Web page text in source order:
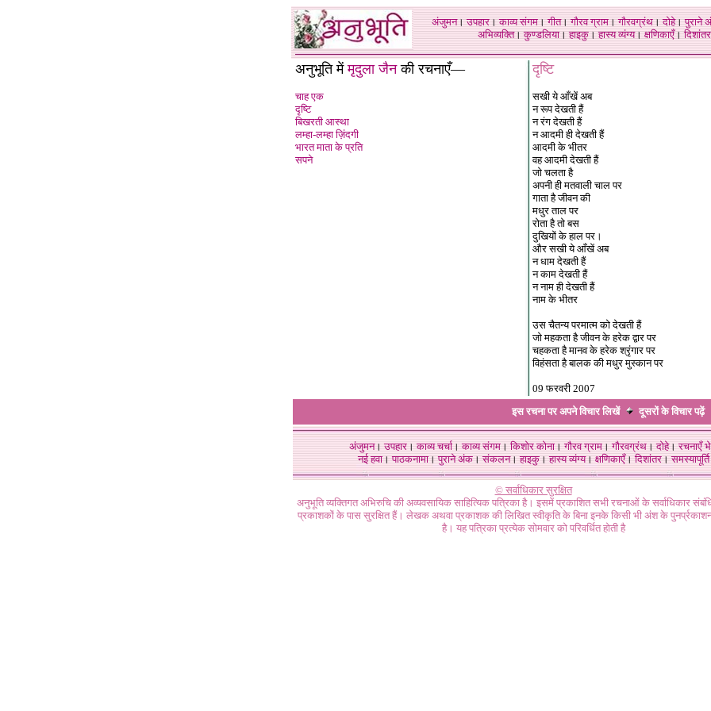
अंजुमन।उपहार।काव्य संगम।गीत।गौरव ग्राम।गौरवग्रंथ।दोहे।पुराने
अभिव्यक्ति।कुण्डलिया।हाइकु।हास्य व्यंग्य।क्षणिकाएँ।दिशांतर
अनुभूति मेंमृदुला जैनकी रचनाएँ—
चाह एक
दृष्टि
बिखरती आस्था
लम्हा-लम्हा ज़िंदगी
भारत माता के प्रति
सपने
दृष्टि
सखी ये आँखें अब
न रूप देखती हैं
न रंग देखती हैं
न आदमी ही देखती हैं
आदमी के भीतर
वह आदमी देखती हैं
जो चलता है
अपनी ही मतवाली चाल पर
गाता है जीवन की
मधुर ताल पर
रोता है तो बस
दुखियों के हाल पर।
और सखी ये आँखें अब
न धाम देखती हैं
न काम देखती हैं
न नाम ही देखती हैं
नाम के भीतर
उस चैतन्य परमात्म को देखती हैं
जो महकता है जीवन के हरेक द्वार पर
चहकता है मानव के हरेक श्रृंगार पर
विहंसता है बालक की मधुर मुस्कान पर
09 फरवरी 2007
इस रचना पर अपने विचार लिखें
दूसरों के विचारपढ़ें
अंजुमन।उपहार।काव्य चर्चा।काव्य संगम।किशोर कोना।गौरव ग्राम।गौरवग्रंथ।दोहे।रचनाएँ
नई हवा। पाठकनामा। पुराने अंक। संकलन। हाइकु। हास्य व्यंग्य। क्षणिकाएँ। दिशांतर। समस्यापूर्ति
© सर्वाधिकार सुरक्षित
अनुभूति व्यक्तिगत अभिरुचि की अव्यवसायिक साहित्यिक पत्रिका है। इसमें प्रकाशित सभी रचनाओं के सर्वाधिकार
प्रकाशकों के पास सुरक्षित हैं। लेखक अथवा प्रकाशक की लिखित स्वीकृति के बिना इनके किसी भी अंश के
है। यह पत्रिका प्रत्येक सोमवार को परिवर्धित होती है